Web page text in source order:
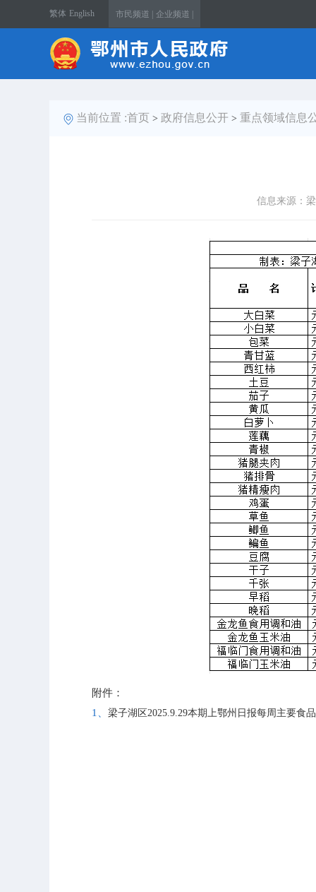
繁体 English 市民频道 | 企业频道 |
当前位置 :首页 > 政府信息公开 > 重点领域信息
信息来源：
附件：
1、 梁子湖区2025.9.29本期上鄂州日报每周主要食